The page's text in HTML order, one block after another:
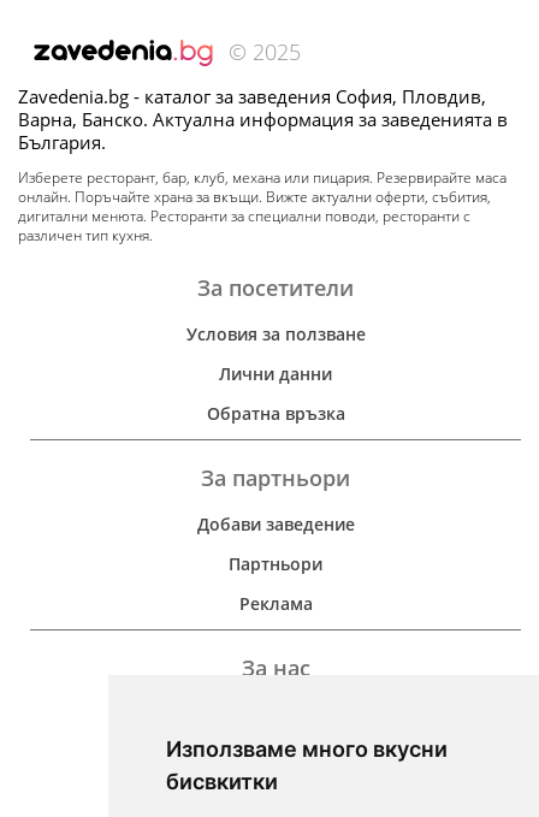
Използваме много вкусни
бисвкитки
© 2025
Zavedenia.bg - каталог за заведения София, Пловдив,
Варна, Банско. Актуална информация за заведенията в
България.
Изберете ресторант, бар, клуб, механа или пицария. Резервирайте маса
онлайн. Поръчайте храна за вкъщи. Вижте актуални оферти, събития,
дигитални менюта. Ресторанти за специални поводи, ресторанти с
различен тип кухня.
За посетители
Условия за ползване
Лични данни
Обратна връзка
За партньори
Добави заведение
Партньори
Реклама
За нас
Контакти
For Investors